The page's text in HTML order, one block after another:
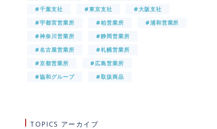
#千葉支社
#東京支社
#大阪支社
#宇都宮営業所
#柏営業所
#浦和営業所
#神奈川営業所
#静岡営業所
#名古屋営業所
#札幌営業所
#京都営業所
#広島営業所
#協和グループ
#取扱商品
TOPICS アーカイブ